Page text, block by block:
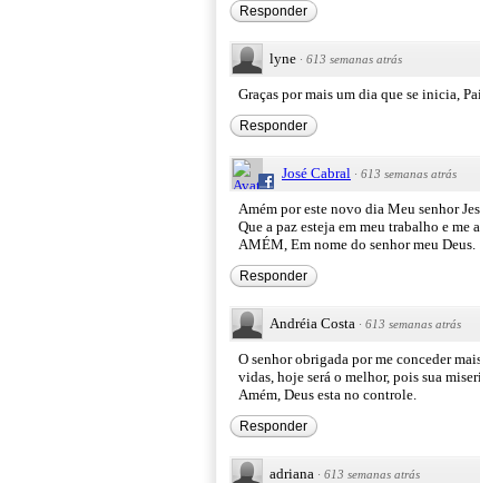
Responder
lyne · 613 semanas atrás
Graças por mais um dia que se inicia,
Responder
José Cabral · 613 semanas atrás
Amém por este novo dia Meu senhor
Que a paz esteja em meu trabalho e me
AMÉM, Em nome do senhor meu Deus.
Responder
Andréia Costa · 613 semanas atrás
O senhor obrigada por me conceder
vidas, hoje será o melhor, pois sua
Amém, Deus esta no controle.
Responder
adriana · 613 semanas atrás